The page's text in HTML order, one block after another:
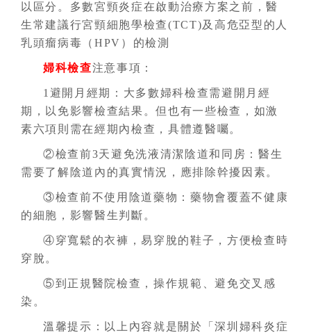
以區分。多數宮頸炎症在啟動治療方案之前，醫
生常建議行宮頸細胞學檢查(TCT)及高危亞型的人
乳頭瘤病毒（HPV）的檢測
婦科檢查注意事項：
1避開月經期：大多數婦科檢查需避開月經
期，以免影響檢查結果。但也有一些檢查，如激
素六項則需在經期內檢查，具體遵醫囑。
②檢查前3天避免洗液清潔陰道和同房：醫生
需要了解陰道內的真實情況，應排除幹擾因素。
③檢查前不使用陰道藥物：藥物會覆蓋不健康
的細胞，影響醫生判斷。
④穿寬鬆的衣褲，易穿脫的鞋子，方便檢查時
穿脫。
⑤到正規醫院檢查，操作規範、避免交叉感
染。
溫馨提示：以上內容就是關於「深圳婦科炎症